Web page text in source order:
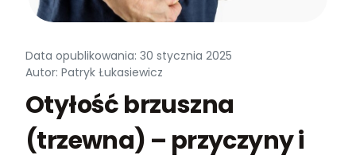
Data opublikowania: 30 stycznia 2025
Autor: Patryk Łukasiewicz
Otyłość brzuszna
(trzewna) – przyczyny i